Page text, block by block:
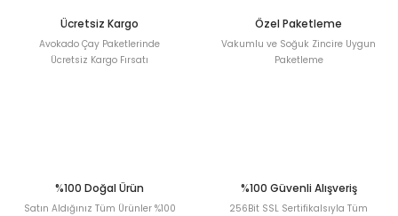
Ücretsiz Kargo
Avokado Çay Paketlerinde
Ücretsiz Kargo Fırsatı
Özel Paketleme
Vakumlu ve Soğuk Zincire Uygun
Paketleme
%100 Doğal Ürün
Satın Aldığınız Tüm Ürünler %100
%100 Güvenli Alışveriş
256Bit SSL Sertifikalsıyla Tüm